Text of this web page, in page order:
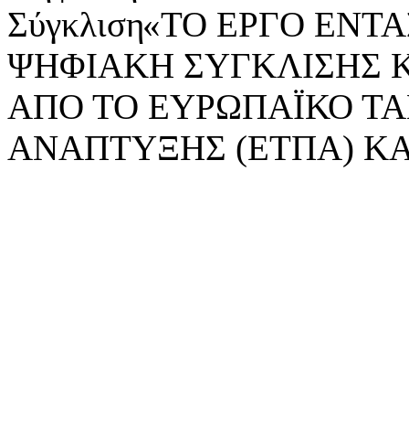
«ΤΟ ΕΡΓΟ
ΨΗΦΙΑΚΗ ΣΥΓΚΛΙΣΗΣ
ΑΠΟ ΤΟ ΕΥΡΩΠΑΪΚΟ
ΑΝΑΠΤΥΞΗΣ (ΕΤΠΑ)